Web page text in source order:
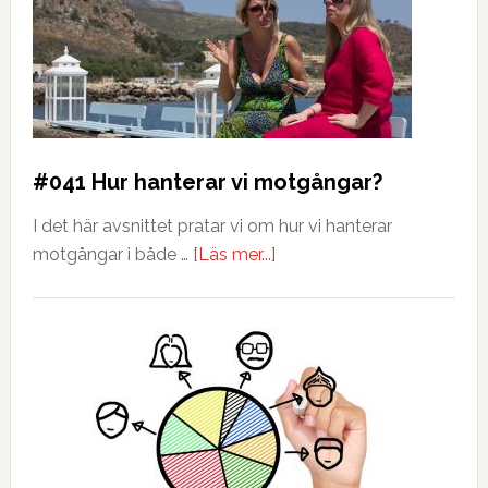
#041 Hur hanterar vi motgångar?
I det här avsnittet pratar vi om hur vi hanterar
motgångar i både … [Läs mer...]